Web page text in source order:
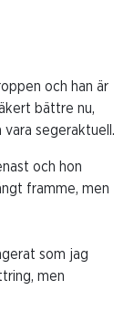
och han är
bättre nu,
segeraktuell.
och hon
framme, men
som jag
men